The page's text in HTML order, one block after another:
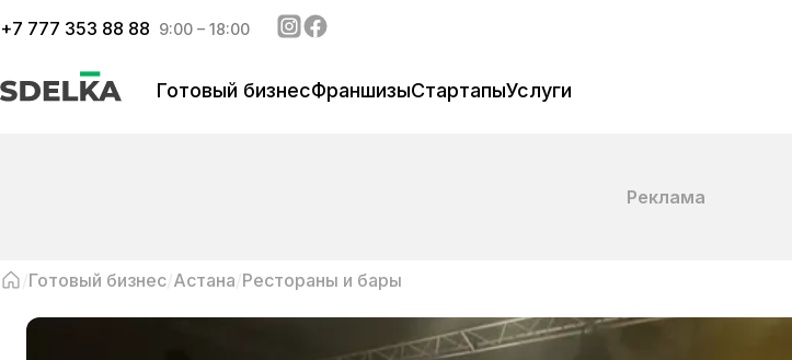
+7 777 353 88 88 9:00 – 18:00
Готовый бизнесФраншизыСтартапыУслуги
Реклама
Готовый бизнес Астана Рестораны и бары